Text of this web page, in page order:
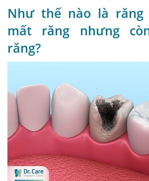
Như thế nào là răng
mất răng nhưng
răng?